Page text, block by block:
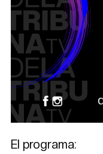
El programa: